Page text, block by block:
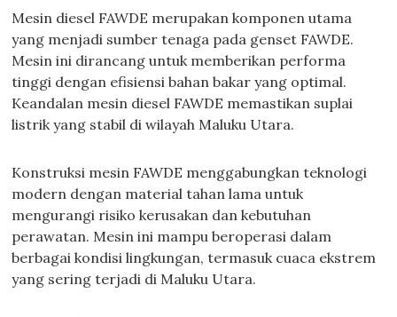
Mesin diesel FAWDE merupakan komponen utama
yang menjadi sumber tenaga pada genset FAWDE.
Mesin ini dirancang untuk memberikan performa
tinggi dengan efisiensi bahan bakar yang optimal.
Keandalan mesin diesel FAWDE memastikan suplai
listrik yang stabil di wilayah Maluku Utara.
Konstruksi mesin FAWDE menggabungkan teknologi
modern dengan material tahan lama untuk
mengurangi risiko kerusakan dan kebutuhan
perawatan. Mesin ini mampu beroperasi dalam
berbagai kondisi lingkungan, termasuk cuaca ekstrem
yang sering terjadi di Maluku Utara.